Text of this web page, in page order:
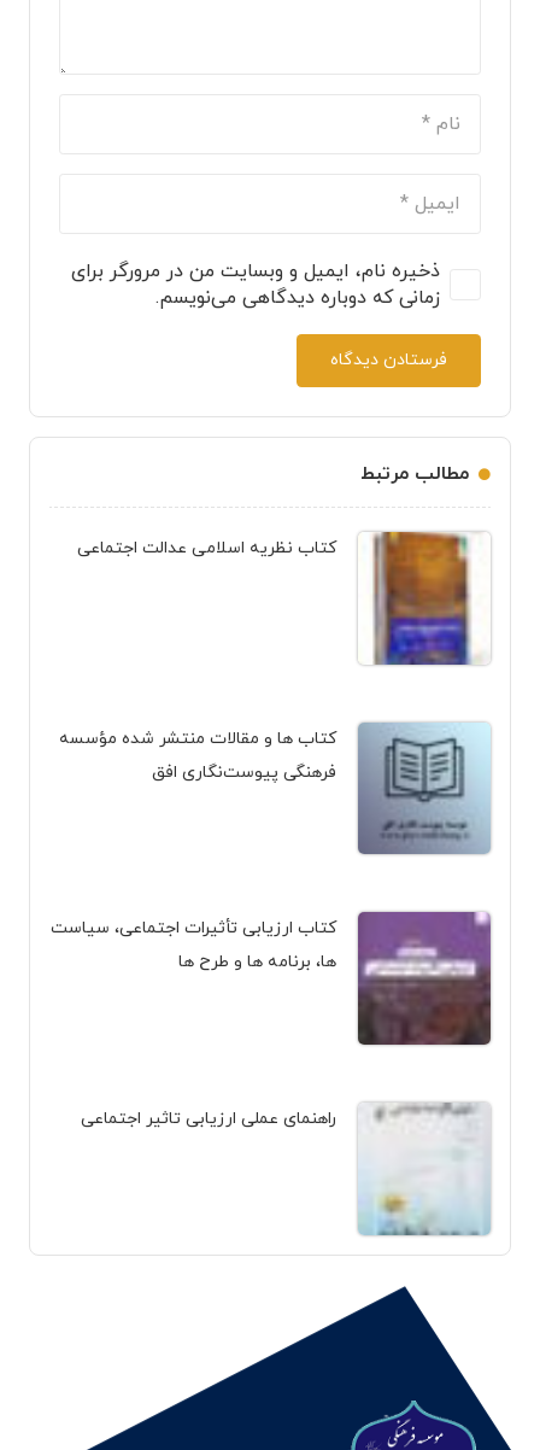
ذخیره نام، ایمیل و وبسایت من در مرورگر برای
زمانی که دوباره دیدگاهی می‌نویسم.
فرستادن دیدگاه
مطالب مرتبط
کتاب نظریه اسلامی عدالت اجتماعی
کتاب ها و مقالات منتشر شده مؤسسه
فرهنگی پیوست‌نگاری افق
کتاب ارزیابی تأثیرات اجتماعی، سیاست
ها، برنامه ها و طرح ها
راهنمای عملی ارزیابی تاثیر اجتماعی